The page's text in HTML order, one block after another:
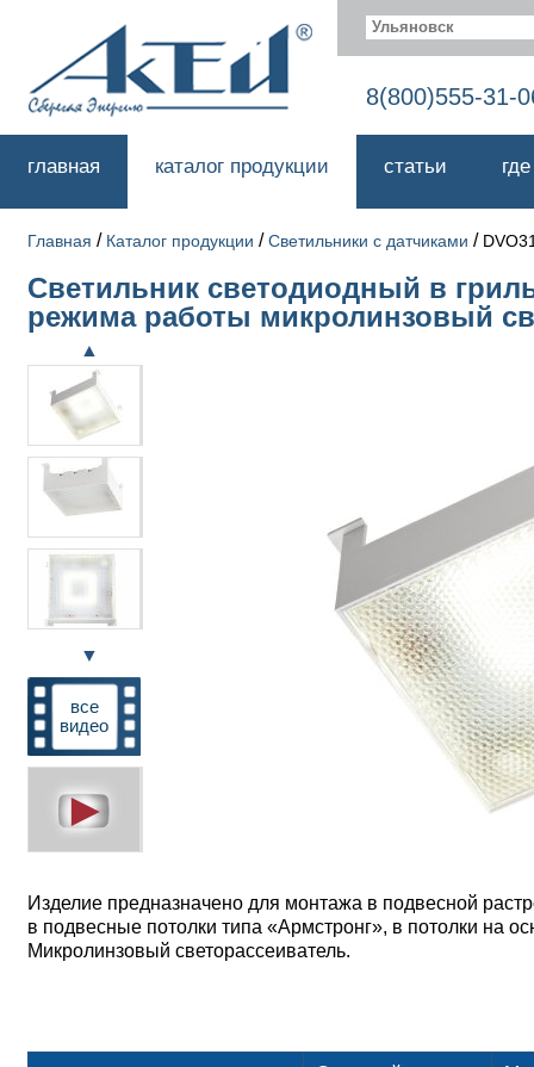
Ульяновск
8(800)555-31-
главная каталог продукции статьи
Главная / Каталог продукции /Светильники с датчиками /
Светильник светодиодный в
режима работы микролинзовый
▲
▼
все
видео
Изделие предназначено для монтажа в подвесной
в подвесные потолки типа «Армстронг», в потолки на
Микролинзовый светорассеиватель.